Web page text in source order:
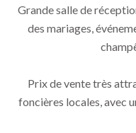
Grande salle de
des mariages,
Prix de vente très
foncières locales, avec